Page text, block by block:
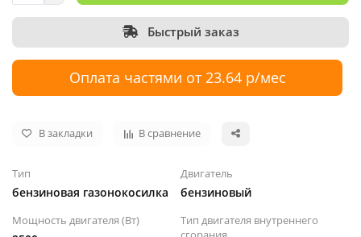
Быстрый заказ
Оплата частями от 23.64 р/мес
В закладки В сравнение
Тип
бензиновая газонокосилка
Двигатель
бензиновый
Мощность двигателя (Вт)
Тип двигателя внутреннего